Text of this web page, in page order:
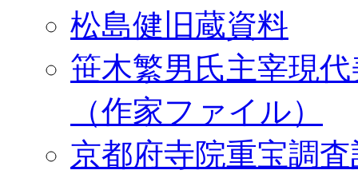
松島健旧蔵資料
笹木繁男氏主宰現
（作家ファイル）
京都府寺院重宝調